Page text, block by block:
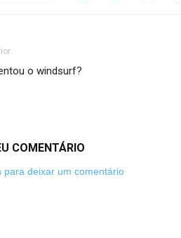
o windsurf?
COMENTÁRIO
para deixar um comentário